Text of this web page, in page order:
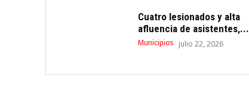
Cuatro lesionados y alta
afluencia de asistentes,...
Municipios julio 22, 2026